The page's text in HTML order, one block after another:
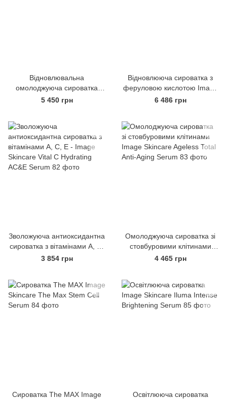
Відновлювальна
омолоджуюча сироватка
Image MD
5 450 грн
Відновлююча сироватка з
феруловою кислотою Image
MD
6 486 грн
Зволожуюча антиоксидантна
сироватка з вітамінами А, С,
Е - Image Skincare Vital C
3 854 грн
Омолоджуюча сироватка зі
стовбуровими клітинами
Image Skincare Ageless Total
4 465 грн
Сироватка The MAX Image
Освітлююча сироватка